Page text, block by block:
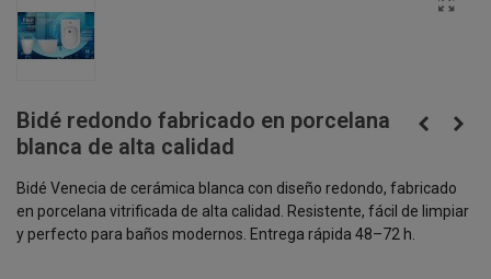
Bidé redondo fabricado en porcelana
blanca de alta calidad
Bidé Venecia de cerámica blanca con diseño redondo, fabricado
en porcelana vitrificada de alta calidad. Resistente, fácil de limpiar
y perfecto para baños modernos. Entrega rápida 48–72 h.